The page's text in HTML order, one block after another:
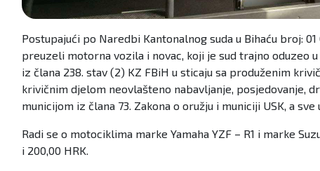
Postupajući po Naredbi Kantonalnog suda u Bihaću broj:
preuzeli motorna vozila i novac, koji je sud trajno
iz člana 238. stav (2) KZ FBiH u sticaju sa produženim
krivičnim djelom neovlašteno nabavljanje, posjedovanje,
municijom iz člana 73. Zakona o oružju i municiji USK, a
Radi se o motociklima marke Yamaha YZF – R1 i marke
i 200,00 HRK.